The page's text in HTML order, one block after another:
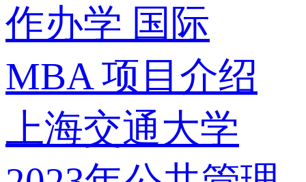
作办学 国际
MBA 项目介绍
上海交通大学